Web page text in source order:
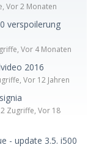
Vor 2 Monaten
verspoilerung
Vor 4 Monaten
2016
Vor 12 Jahren
Zugriffe, Vor 18
- update 3.5. i500